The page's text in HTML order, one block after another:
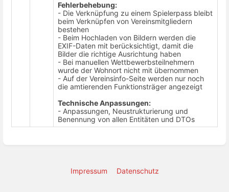
Fehlerbehebung:
- Die Verknüpfung zu einem Spielerpass bleibt
beim Verknüpfen von Vereinsmitgliedern
bestehen
- Beim Hochladen von Bildern werden die
EXIF-Daten mit berücksichtigt, damit die
Bilder die richtige Ausrichtung haben
- Bei manuellen Wettbewerbsteilnehmern
wurde der Wohnort nicht mit übernommen
- Auf der Vereinsinfo-Seite werden nur noch
die amtierenden Funktionsträger angezeigt
Technische Anpassungen:
- Anpassungen, Neustrukturierung und
Benennung von allen Entitäten und DTOs
Impressum Datenschutz